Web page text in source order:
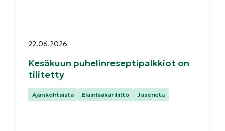
Julkaistu:
22.06.2026
Kesäkuun puhelinreseptipalkkiot on
tilitetty
Kategoriat:
Ajankohtaista Eläinlääkäriliitto Jäsenetu